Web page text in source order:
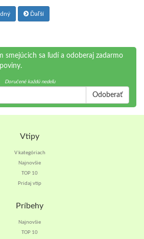
Ďaľší
smejúcich sa ľudí a odoberaj zadarmo
Doručené každú nedeľu
Odoberať
Vtipy
V kategóriach
Najnovšie
TOP 10
Pridaj vtip
Príbehy
Najnovšie
TOP 10